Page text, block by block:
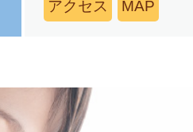
アクセス MAP